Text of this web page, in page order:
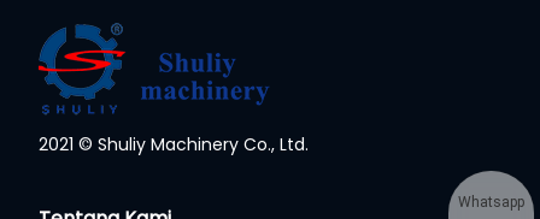
2021 © Shuliy Machinery Co., Ltd.
Whatsapp